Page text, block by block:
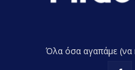
Όλα όσα αγαπάμε (να